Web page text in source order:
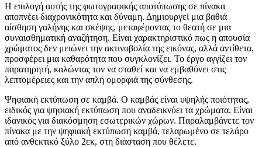
Η επιλογή αυτής της φωτογραφικής αποτύπωσης σε πίνακα
αποπνέει διαχρονικότητα και δύναμη. Δημιουργεί μια βαθιά
αίσθηση γαλήνης και σκέψης, μεταφέροντας το θεατή σε μια
συναισθηματική αναζήτηση. Είναι χαρακτηριστικό πως η απουσία
χρώματος δεν μειώνει την ακτινοβολία της εικόνας, αλλά αντίθετα,
προσφέρει μια καθαρότητα που συγκλονίζει. Το έργο αγγίζει τον
παρατηρητή, καλώντας τον να σταθεί και να εμβαθύνει στις
λεπτομέρειες και την απλή ομορφιά της σύνθεσης.
Ψηφιακή εκτύπωση σε καμβά. Ο καμβάς είναι υψηλής ποιότητας,
ειδικός για ψηφιακή εκτύπωση που αναδεικνύει τα χρώματα. Είναι
ιδανικός για διακόσμηση εσωτερικών χώρων. Παραλαμβάνετε τον
πίνακα με την ψηφιακή εκτύπωση καμβά, τελαρωμένο σε τελάρο
από ανθεκτικό ξύλο 2εκ, στη διάσταση που θέλετε.